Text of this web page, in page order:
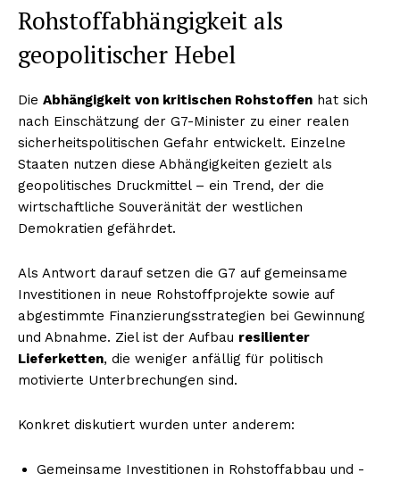
Rohstoffabhängigkeit als
geopolitischer Hebel
Die Abhängigkeit von kritischen Rohstoffen hat sich
nach Einschätzung der G7-Minister zu einer realen
sicherheitspolitischen Gefahr entwickelt. Einzelne
Staaten nutzen diese Abhängigkeiten gezielt als
geopolitisches Druckmittel – ein Trend, der die
wirtschaftliche Souveränität der westlichen
Demokratien gefährdet.
Als Antwort darauf setzen die G7 auf gemeinsame
Investitionen in neue Rohstoffprojekte sowie auf
abgestimmte Finanzierungsstrategien bei Gewinnung
und Abnahme. Ziel ist der Aufbau resilienter
Lieferketten, die weniger anfällig für politisch
motivierte Unterbrechungen sind.
Konkret diskutiert wurden unter anderem:
Gemeinsame Investitionen in Rohstoffabbau und -